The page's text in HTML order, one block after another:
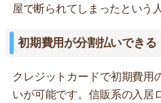
屋で断られてしまったという
初期費用が分割払いできる
クレジットカードで初期費用
いが可能です。信販系の入居